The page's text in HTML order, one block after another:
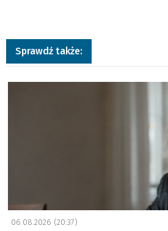
Sprawdź także:
a
06.08.2026 (20:37)